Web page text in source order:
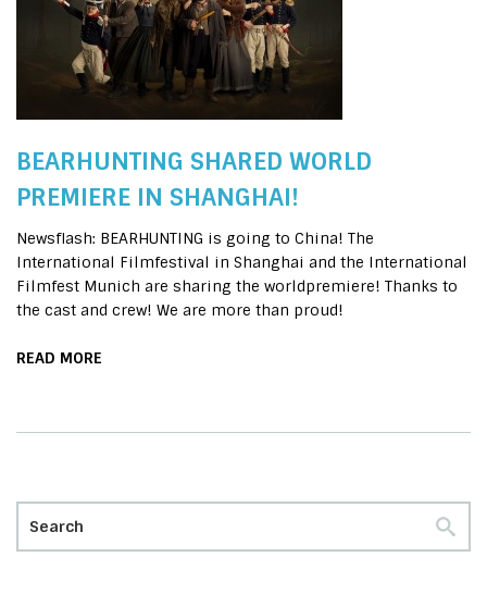
BEARHUNTING SHARED WORLD
PREMIERE IN SHANGHAI!
Newsflash: BEARHUNTING is going to China! The
International Filmfestival in Shanghai and the International
Filmfest Munich are sharing the worldpremiere! Thanks to
the cast and crew! We are more than proud!
READ MORE